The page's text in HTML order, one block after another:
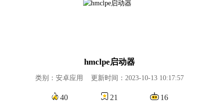
hmclpe启动器
类别：安卓应用 更新时间：2023-10-13 10:17:57
40 21 16